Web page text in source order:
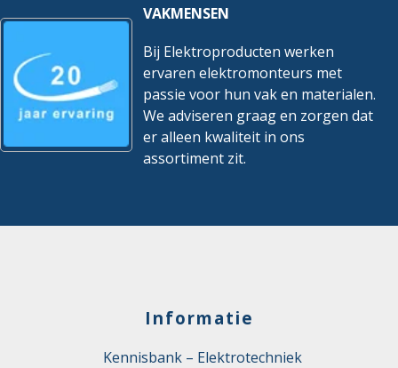
VAKMENSEN
Bij Elektroproducten werken
ervaren elektromonteurs met
passie voor hun vak en materialen.
We adviseren graag en zorgen dat
er alleen kwaliteit in ons
assortiment zit.
Informatie
Kennisbank – Elektrotechniek